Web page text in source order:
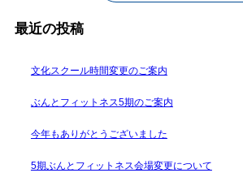
最近の投稿
文化スクール時間変更のご案内
ぶんとフィットネス5期のご案内
今年もありがとうございました
5期ぶんとフィットネス会場変更について